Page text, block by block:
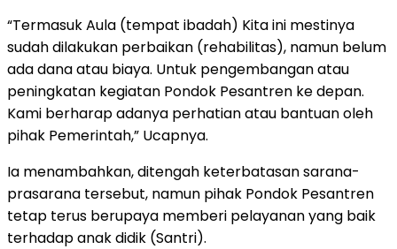
“Termasuk Aula (tempat ibadah) Kita ini mestinya
sudah dilakukan perbaikan (rehabilitas), namun belum
ada dana atau biaya. Untuk pengembangan atau
peningkatan kegiatan Pondok Pesantren ke depan.
Kami berharap adanya perhatian atau bantuan oleh
pihak Pemerintah,” Ucapnya.
Ia menambahkan, ditengah keterbatasan sarana-
prasarana tersebut, namun pihak Pondok Pesantren
tetap terus berupaya memberi pelayanan yang baik
terhadap anak didik (Santri).